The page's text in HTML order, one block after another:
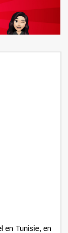
en Tunisie, en